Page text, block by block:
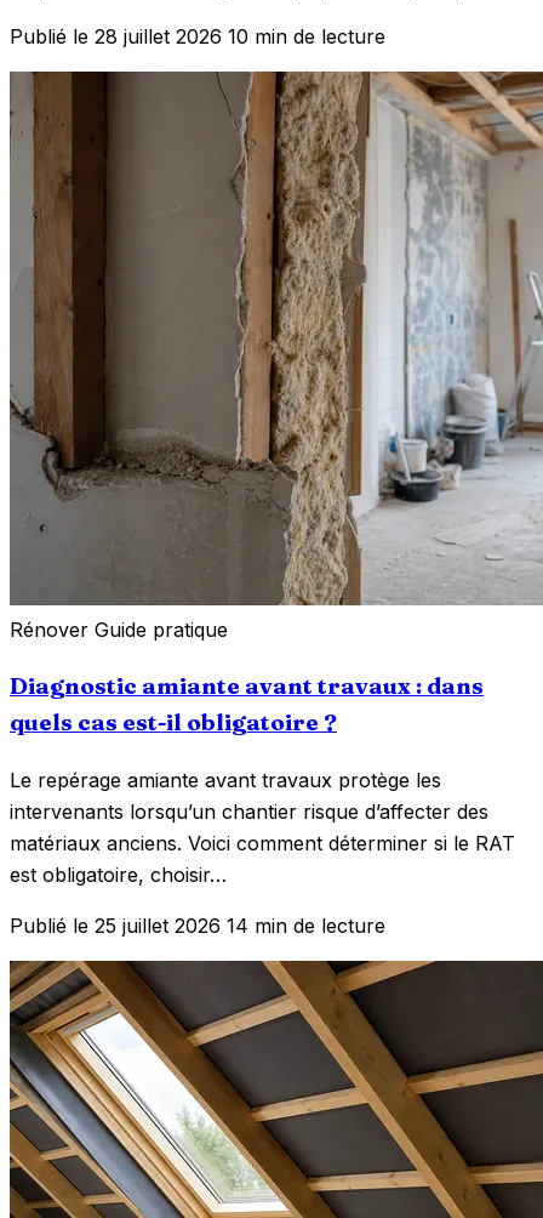
Publié le 28 juillet 2026 10 min de lecture
Rénover Guide pratique
Diagnostic amiante avant travaux : dans
quels cas est-il obligatoire ?
Le repérage amiante avant travaux protège les
intervenants lorsqu’un chantier risque d’affecter des
matériaux anciens. Voici comment déterminer si le RAT
est obligatoire, choisir…
Publié le 25 juillet 2026 14 min de lecture